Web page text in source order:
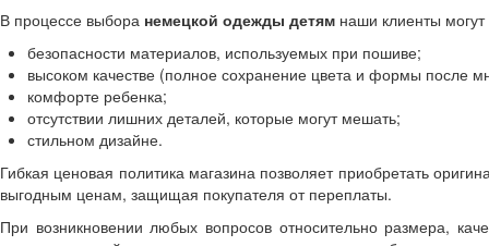
В процессе выбора немецкой одежды детям наши клиенты
безопасности материалов, используемых при пошиве;
высоком качестве (полное сохранение цвета и формы после
комфорте ребенка;
отсутствии лишних деталей, которые могут мешать;
стильном дизайне.
Гибкая ценовая политика магазина позволяет приобретать
выгодным ценам, защищая покупателя от переплаты.
При возникновении любых вопросов относительно размера,